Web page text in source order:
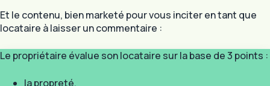
Et le contenu, bien marketé pour vous inciter en tant que
locataire à laisser un commentaire :
Le propriétaire évalue son locataire sur la base de 3 points :
la propreté,